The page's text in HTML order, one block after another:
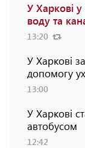
У Харкові
воду та
13:20
У Харкові
допомогу
13:00
У Харкові
автобусом
12:42